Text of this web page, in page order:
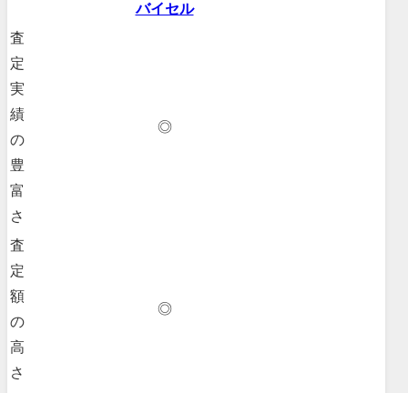
バイセル
査
定
実
績
の
豊
富
さ
◎
査
定
額
の
高
さ
◎